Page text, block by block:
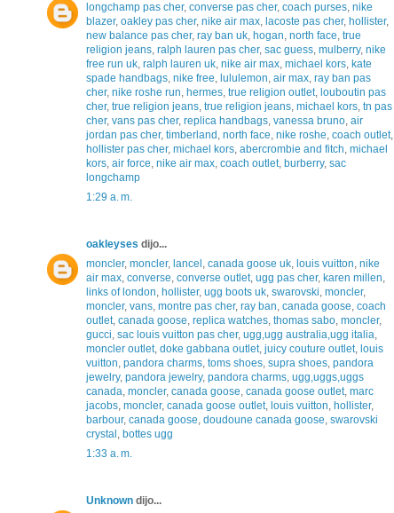
longchamp pas cher, converse pas cher, coach purses, nike
blazer, oakley pas cher, nike air max, lacoste pas cher, hollister,
new balance pas cher, ray ban uk, hogan, north face, true
religion jeans, ralph lauren pas cher, sac guess, mulberry, nike
free run uk, ralph lauren uk, nike air max, michael kors, kate
spade handbags, nike free, lululemon, air max, ray ban pas
cher, nike roshe run, hermes, true religion outlet, louboutin pas
cher, true religion jeans, true religion jeans, michael kors, tn pas
cher, vans pas cher, replica handbags, vanessa bruno, air
jordan pas cher, timberland , north face, nike roshe, coach outlet,
hollister pas cher, michael kors, abercrombie and fitch, michael
kors, air force, nike air max, coach outlet, burberry, sac
longchamp
1:29 a. m.
oakleyses dijo...
moncler, moncler, lancel , canada goose uk, louis vuitton, nike
air max, converse, converse outlet, ugg pas cher, karen millen,
links of london, hollister, ugg boots uk, swarovski, moncler,
moncler, vans, montre pas cher, ray ban, canada goose, coach
outlet, canada goose, replica watches, thomas sabo, moncler,
gucci, sac louis vuitton pas cher, ugg,ugg australia,ugg italia,
moncler outlet, doke gabbana outlet, juicy couture outlet, louis
vuitton, pandora charms, toms shoes, supra shoes, pandora
jewelry, pandora jewelry, pandora charms, ugg,uggs,uggs
canada, moncler, canada goose, canada goose outlet, marc
jacobs, moncler, canada goose outlet, louis vuitton, hollister,
barbour, canada goose, doudoune canada goose, swarovski
crystal , bottes ugg
1:33 a. m.
Unknown dijo...